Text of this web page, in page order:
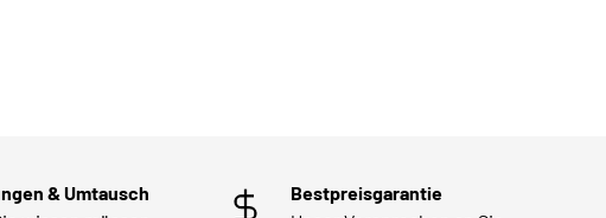
& Umtausch
Bestpreisgarantie